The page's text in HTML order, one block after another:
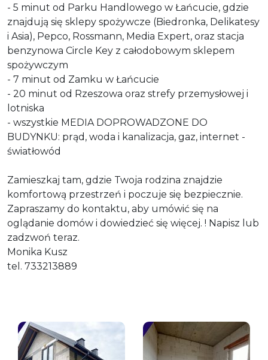
- 5 minut od Parku Handlowego w Łańcucie, gdzie
znajdują się sklepy spożywcze (Biedronka, Delikatesy
i Asia), Pepco, Rossmann, Media Expert, oraz stacja
benzynowa Circle Key z całodobowym sklepem
spożywczym
- 7 minut od Zamku w Łańcucie
- 20 minut od Rzeszowa oraz strefy przemysłowej i
lotniska
- wszystkie MEDIA DOPROWADZONE DO
BUDYNKU: prąd, woda i kanalizacja, gaz, internet -
światłowód
Zamieszkaj tam, gdzie Twoja rodzina znajdzie
komfortową przestrzeń i poczuje się bezpiecznie.
Zapraszamy do kontaktu, aby umówić się na
oglądanie domów i dowiedzieć się więcej. ! Napisz lub
zadzwoń teraz.
Monika Kusz
tel. 733213889